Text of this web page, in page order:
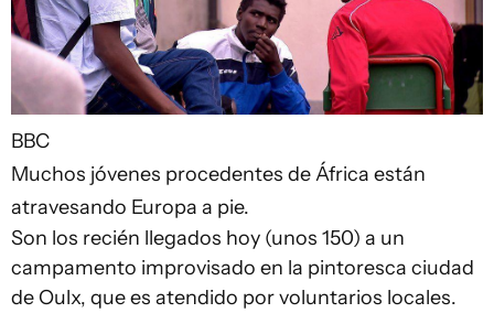
BBC
Muchos jóvenes procedentes de África están
atravesando Europa a pie.
Son los recién llegados hoy (unos 150) a un
campamento improvisado en la pintoresca ciudad
de Oulx, que es atendido por voluntarios locales.